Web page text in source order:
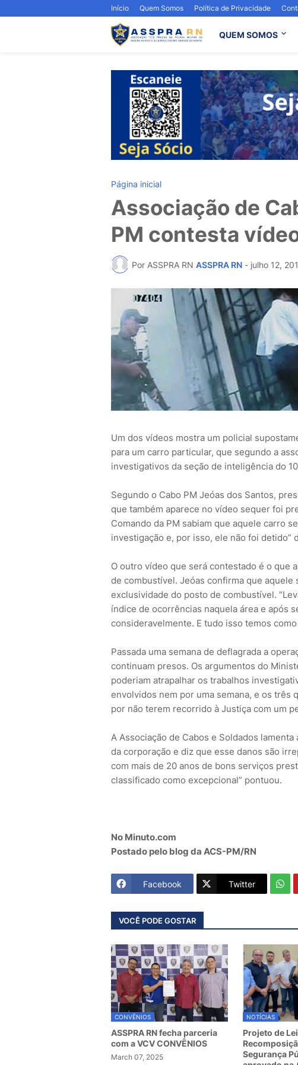
Início Quem Somos Política de Privacidade
QUEM SOMOS
Página inicial
Associação de
PM contesta
Por ASSPRA RN ASSPRA RN - julho 12,
Um dos vídeos mostra um policial
para um carro particular, que segundo a
investigativos da seção de inteligência do
Segundo o Cabo PM Jeóas dos Santos,
que também aparece no vídeo sequer foi
Comando da PM sabiam que aquele carro
investigação e, por isso, ele não foi detido”
O outro vídeo que será contestado é o que
de combustível. Jeóas confirma que aquele
exclusividade do posto de combustível.
índice de ocorrências naquela área e após
consideravelmente. E tudo isso temos
Passada uma semana de deflagrada a
continuam presos. Os argumentos do
poderiam atrapalhar os trabalhos
envolvidos nem por uma semana, e os três
por não terem recorrido à Justiça com um
A Associação de Cabos e Soldados
da corporação e diz que esse danos são
com mais de 20 anos de bons serviços
classificado como excepcional” pontuou.
No Minuto.com
Postado pelo blog da ACS-PM/RN
Facebook Twitter
VOCÊ PODE GOSTAR
CONVÊNIOS
ASSPRA RN fecha parceria
com a VCV CONVÊNIOS
March 07, 2025
NOTÍCIAS
Projeto de
Segurança